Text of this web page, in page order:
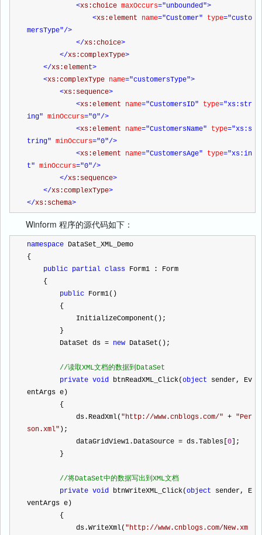
<xs:choice maxOccurs="unbounded">
<xs:element name="Customer" type="custo
mersType"/>
</xs:choice>
</xs:complexType>
</xs:element>
<xs:complexType name="customersType">
<xs:sequence>
<xs:element name="CustomersID" type="xs:str
ing" minOccurs="0"/>
<xs:element name="CustomersName" type="xs:s
tring" minOccurs="0"/>
<xs:element name="CustomersAge" type="xs:in
t" minOccurs="0"/>
</xs:sequence>
</xs:complexType>
</xs:schema>
Winform 程序的源代码如下：
namespace DataSet_XML_Demo
{
public partial class Form1 : Form
    {
public Form1()
        {
            InitializeComponent();
        }
        DataSet ds
= new DataSet();
//读取XML文档的数据到DataSet
private void btnReadXML_Click(object sender, Ev
entArgs e)
        {
            ds.ReadXml(
"http://www.cnblogs.com/" + "Per
son.xml" );
            dataGridView1.DataSource
= ds.Tables[ 0 ];
        }
//将DataSet中的数据写出到XML文档
private void btnWriteXML_Click(object sender, E
ventArgs e)
        {
            ds.WriteXml(
"http://www.cnblogs.com/New.xm